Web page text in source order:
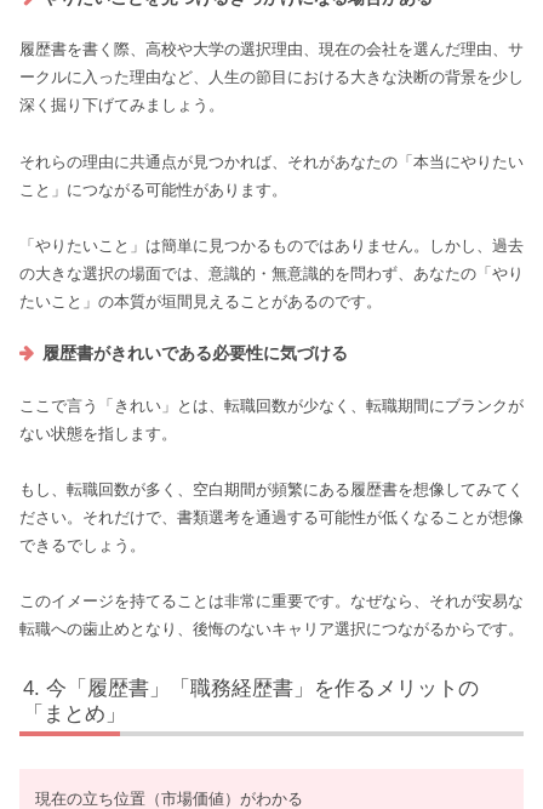
履歴書を書く際、高校や大学の選択理由、現在の会社を選んだ理由、サ
ークルに入った理由など、人生の節目における大きな決断の背景を少し
深く掘り下げてみましょう。
それらの理由に共通点が見つかれば、それがあなたの「本当にやりたい
こと」につながる可能性があります。
「やりたいこと」は簡単に見つかるものではありません。しかし、過去
の大きな選択の場面では、意識的・無意識的を問わず、あなたの「やり
たいこと」の本質が垣間見えることがあるのです。
履歴書がきれいである必要性に気づける
ここで言う「きれい」とは、転職回数が少なく、転職期間にブランクが
ない状態を指します。
もし、転職回数が多く、空白期間が頻繁にある履歴書を想像してみてく
ださい。それだけで、書類選考を通過する可能性が低くなることが想像
できるでしょう。
このイメージを持てることは非常に重要です。なぜなら、それが安易な
転職への歯止めとなり、後悔のないキャリア選択につながるからです。
今「履歴書」「職務経歴書」を作るメリットの
「まとめ」
現在の立ち位置（市場価値）がわかる